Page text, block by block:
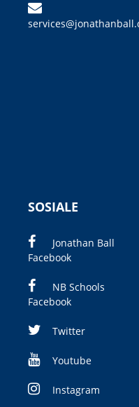
SOSIALE
Jonathan Ball
Facebook
NB Schools
Facebook
Twitter
Youtube
Instagram